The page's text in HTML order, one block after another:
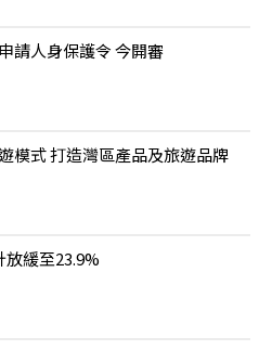
請人身保護令 今開審
模式 打造灣區產品及旅遊品牌
緩至23.9%